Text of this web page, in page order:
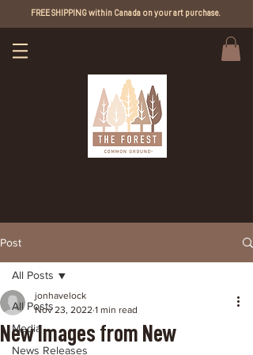
FREE SHIPPING within Canada on your art purchase.
Post
All Posts
Media
News Releases
All Posts
New Images from New
jonhavelock
Nov 23, 2022 1 min read